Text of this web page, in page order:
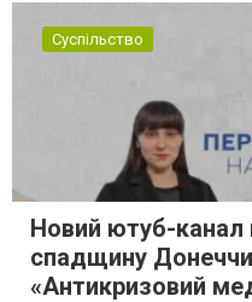
Суспільство
Новий ютуб-канал
спадщину
«Антикризовий